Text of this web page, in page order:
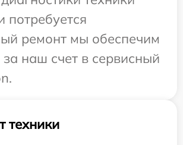
потребуется
ремонт мы обеспечим
за наш счет в сервисный
техники